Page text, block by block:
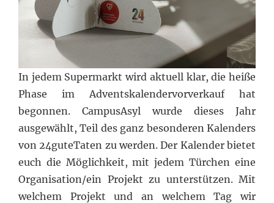
In jedem Supermarkt wird aktuell klar, die heiße
Phase im Adventskalendervorverkauf hat
begonnen. CampusAsyl wurde dieses Jahr
ausgewählt, Teil des ganz besonderen Kalenders
von 24guteTaten zu werden. Der Kalender bietet
euch die Möglichkeit, mit jedem Türchen eine
Organisation/ein Projekt zu unterstützen. Mit
welchem Projekt und an welchem Tag wir